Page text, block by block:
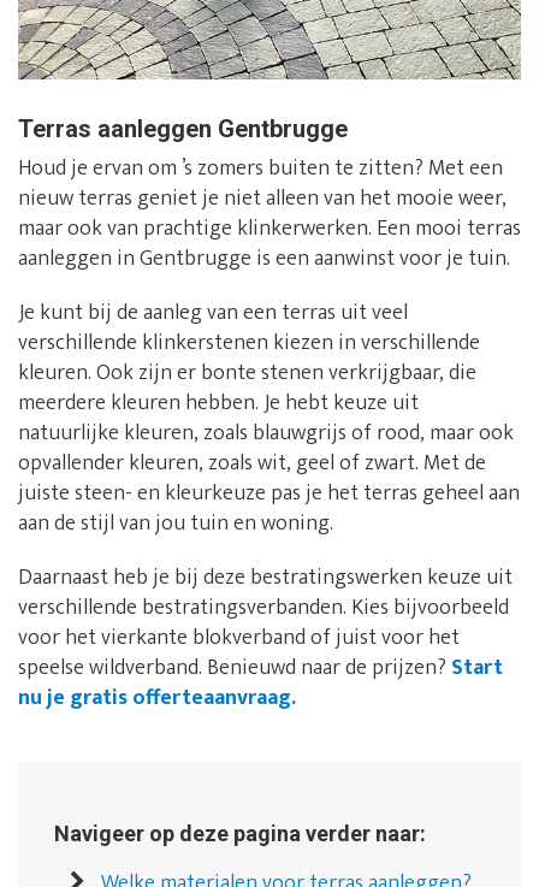
Terras aanleggen Gentbrugge
Houd je ervan om ’s zomers buiten te zitten? Met een
nieuw terras geniet je niet alleen van het mooie weer,
maar ook van prachtige klinkerwerken. Een mooi terras
aanleggen in Gentbrugge is een aanwinst voor je tuin.
Je kunt bij de aanleg van een terras uit veel
verschillende klinkerstenen kiezen in verschillende
kleuren. Ook zijn er bonte stenen verkrijgbaar, die
meerdere kleuren hebben. Je hebt keuze uit
natuurlijke kleuren, zoals blauwgrijs of rood, maar ook
opvallender kleuren, zoals wit, geel of zwart. Met de
juiste steen- en kleurkeuze pas je het terras geheel aan
aan de stijl van jou tuin en woning.
Daarnaast heb je bij deze bestratingswerken keuze uit
verschillende bestratingsverbanden. Kies bijvoorbeeld
voor het vierkante blokverband of juist voor het
speelse wildverband. Benieuwd naar de prijzen? Start
nu je gratis offerteaanvraag.
Navigeer op deze pagina verder naar: